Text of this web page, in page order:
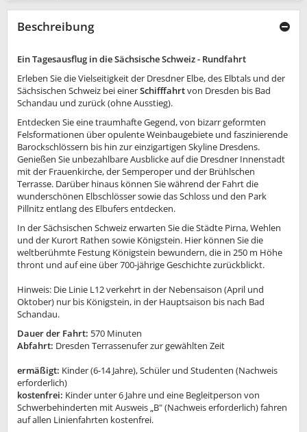
Beschreibung
Ein Tagesausflug in die Sächsische Schweiz - Rundfahrt
Erleben Sie die Vielseitigkeit der Dresdner Elbe, des Elbtals und der
Sächsischen Schweiz bei einerSchifffahrtvon Dresden bis Bad
Schandau und zurück (ohne Ausstieg).
Entdecken Sie eine traumhafte Gegend, von bizarr geformten
Felsformationen über opulente Weinbaugebiete und faszinierende
Barockschlössern bis hin zur einzigartigen Skyline Dresdens.
Genießen Sie unbezahlbare Ausblicke auf die Dresdner Innenstadt
mit der Frauenkirche, der Semperoper und der Brühlschen
Terrasse. Darüber hinaus können Sie während der Fahrt die
wunderschönen Elbschlösser sowie das Schloss und den Park
Pillnitz entlang des Elbufers entdecken.
In der Sächsischen Schweiz erwarten Sie die Städte Pirna, Wehlen
und der Kurort Rathen sowie Königstein. Hier können Sie die
weltberühmte Festung Königstein bewundern, die in 250 m Höhe
thront und auf eine über 700-jährige Geschichte zurückblickt.
Hinweis: Die Linie L12 verkehrt in der Nebensaison (April und
Oktober) nur bis Königstein, in der Hauptsaison bis nach Bad
Schandau.
Dauer der Fahrt: 570 Minuten
Abfahrt: Dresden Terrassenufer zur gewählten Zeit
ermäßigt: Kinder (6-14 Jahre), Schüler und Studenten (Nachweis
erforderlich)
kostenfrei: Kinder unter 6 Jahre und eine Begleitperson von
Schwerbehinderten mit Ausweis „B" (Nachweis erforderlich) fahren
auf allen Linienfahrten kostenfrei.